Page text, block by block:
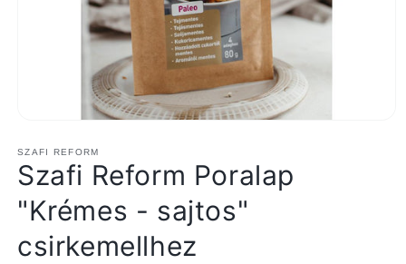
megnyitása
a
modális
SZAFI REFORM
Szafi Reform Poralap
"Krémes - sajtos"
csirkemellhez